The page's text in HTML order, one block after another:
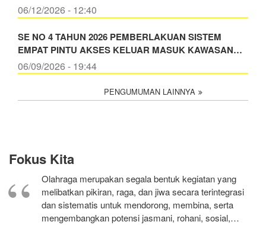
06/12/2026 - 12:40
SE NO 4 TAHUN 2026 PEMBERLAKUAN SISTEM
EMPAT PINTU AKSES KELUAR MASUK KAWASAN…
06/09/2026 - 19:44
PENGUMUMAN LAINNYA
Fokus Kita
Olahraga merupakan segala bentuk kegiatan yang
melibatkan pikiran, raga, dan jiwa secara terintegrasi
dan sistematis untuk mendorong, membina, serta
mengembangkan potensi jasmani, rohani, sosial,…